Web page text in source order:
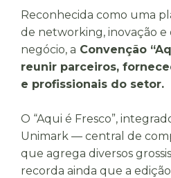
Reconhecida como uma
de networking, inovação
negócio, a Convenção
reunir parceiros,
e profissionais do setor.
O “Aqui é Fresco”,
Unimark — central de
que agrega diversos
recorda ainda que a